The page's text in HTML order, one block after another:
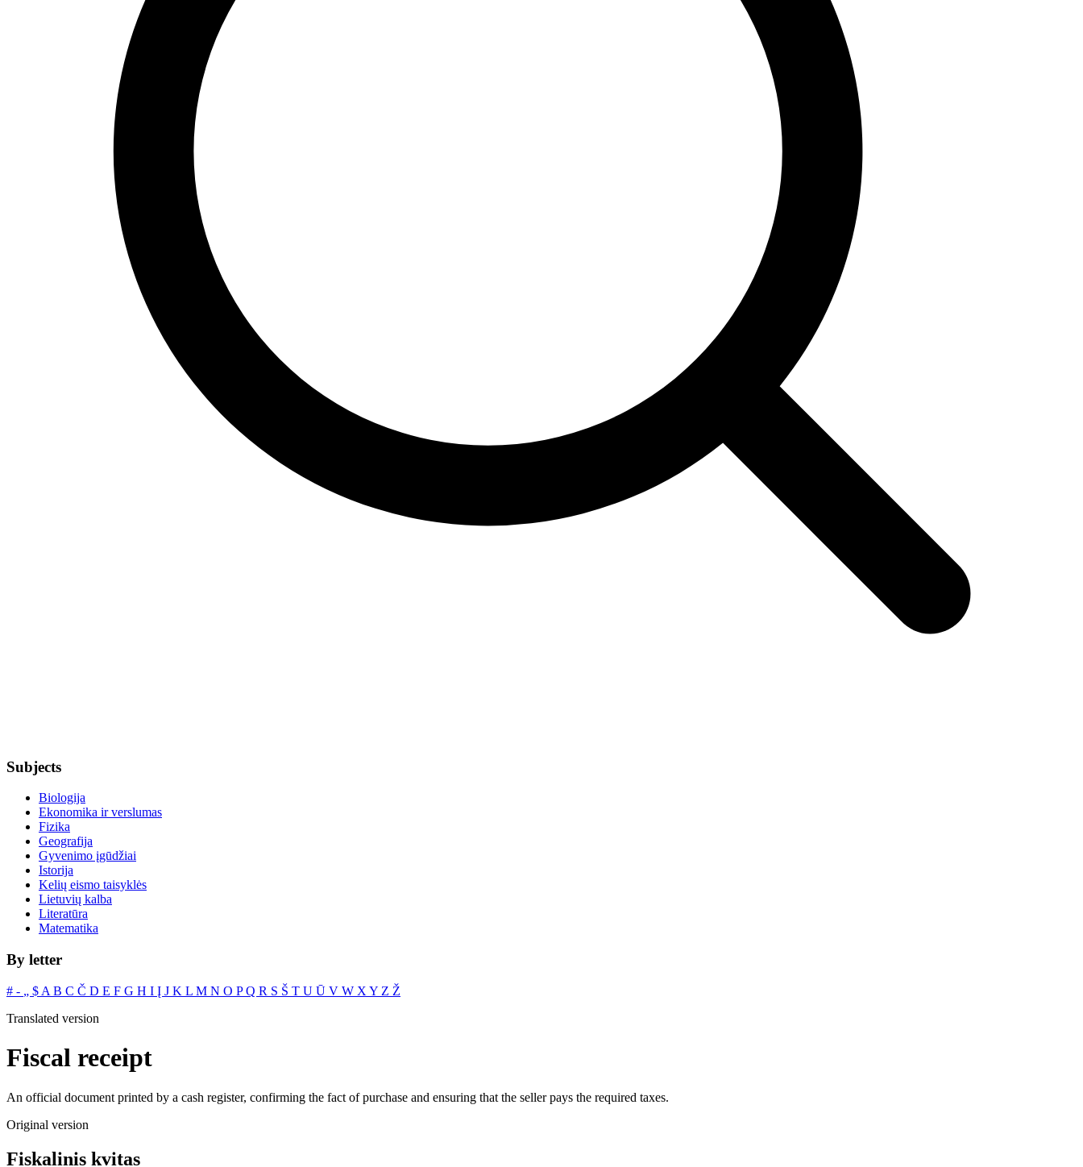
Subjects
Biologija
Ekonomika ir verslumas
Fizika
Geografija
Gyvenimo įgūdžiai
Istorija
Kelių eismo taisyklės
Lietuvių kalba
Literatūra
Matematika
By letter
# ‐ „ $ A B C Č D E F G H I Į J K L M N O PQ R S Š T U Ū V W X Y Z Ž
Translated version
Fiscal receipt
An official document printed by a cash register, confirming the fact of purchase and ensuring that the seller pays the required taxes.
Original version
Fiskalinis kvitas